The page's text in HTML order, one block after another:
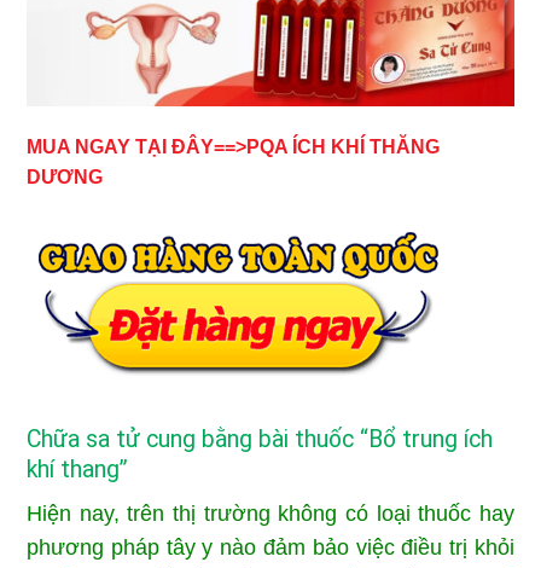
MUA NGAY TẠI ĐÂY==>PQA ÍCH KHÍ THĂNG
DƯƠNG
Chữa sa tử cung bằng bài thuốc “Bổ trung ích
khí thang”
Hiện nay, trên thị trường không có loại thuốc hay
phương pháp tây y nào đảm bảo việc điều trị khỏi